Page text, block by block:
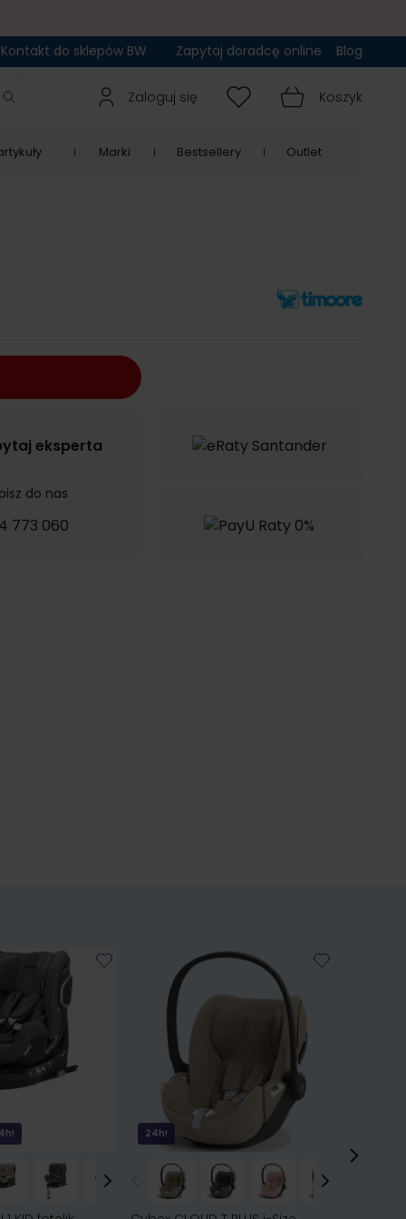
Kontakt do sklepów BW Zapytaj doradcę online Blog
Zaloguj się Koszyk
Marki Bestsellery Outlet
eksperta
do nas
773 060
24h!